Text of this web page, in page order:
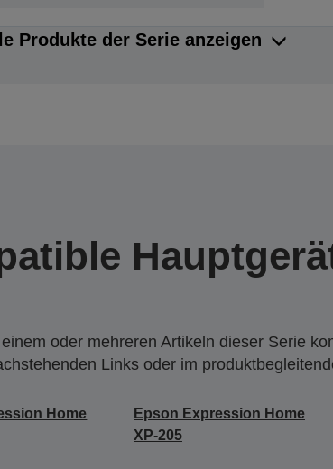
Produkte der Serie anzeigen
oder mehreren Artikeln dieser Serie
Links oder im
Home
Epson Expression Home
XP-205